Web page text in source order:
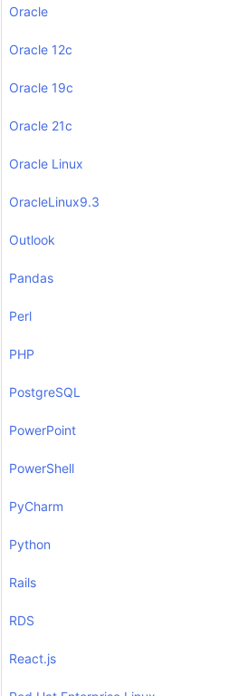
Oracle
Oracle 12c
Oracle 19c
Oracle 21c
Oracle Linux
OracleLinux9.3
Outlook
Pandas
Perl
PHP
PostgreSQL
PowerPoint
PowerShell
PyCharm
Python
Rails
RDS
React.js